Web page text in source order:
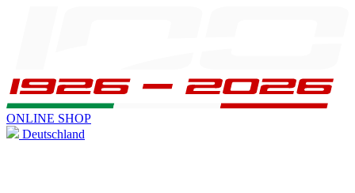
ONLINE SHOP
Deutschland